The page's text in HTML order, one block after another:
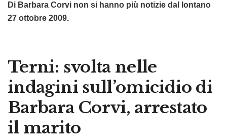
Di Barbara Corvi non si hanno più notizie dal lontano
27 ottobre 2009.
Terni: svolta nelle
indagini sull’omicidio di
Barbara Corvi, arrestato
il marito